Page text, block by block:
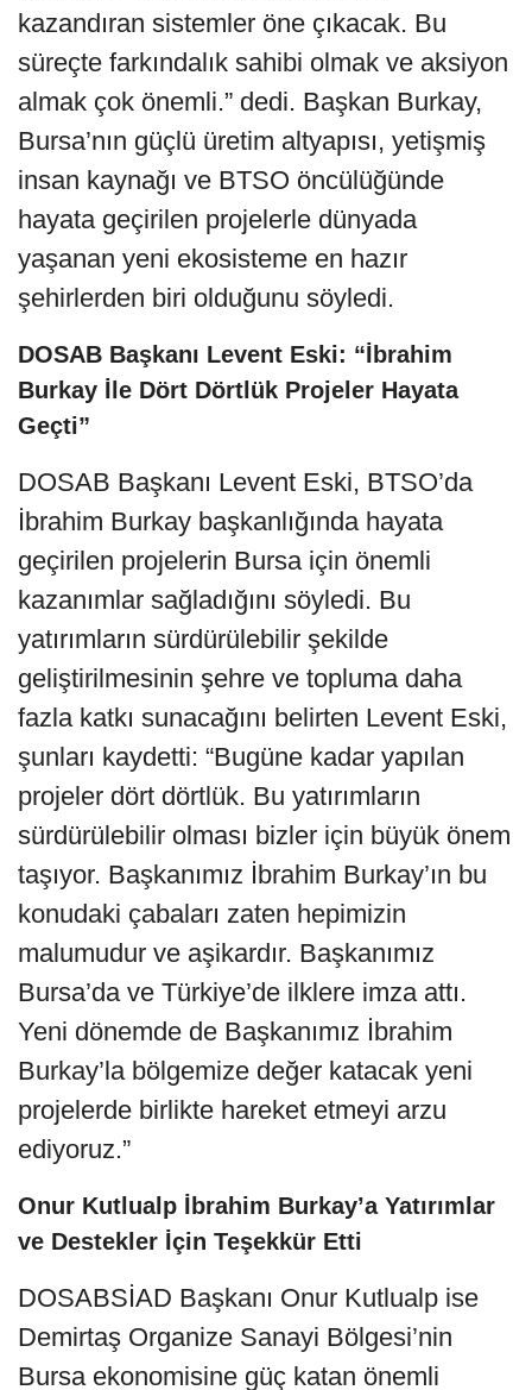
kazandıran sistemler öne çıkacak. Bu
süreçte farkındalık sahibi olmak ve aksiyon
almak çok önemli.” dedi. Başkan Burkay,
Bursa’nın güçlü üretim altyapısı, yetişmiş
insan kaynağı ve BTSO öncülüğünde
hayata geçirilen projelerle dünyada
yaşanan yeni ekosisteme en hazır
şehirlerden biri olduğunu söyledi.
DOSAB Başkanı Levent Eski: “İbrahim
Burkay İle Dört Dörtlük Projeler Hayata
Geçti”
DOSAB Başkanı Levent Eski, BTSO’da
İbrahim Burkay başkanlığında hayata
geçirilen projelerin Bursa için önemli
kazanımlar sağladığını söyledi. Bu
yatırımların sürdürülebilir şekilde
geliştirilmesinin şehre ve topluma daha
fazla katkı sunacağını belirten Levent Eski,
şunları kaydetti: “Bugüne kadar yapılan
projeler dört dörtlük. Bu yatırımların
sürdürülebilir olması bizler için büyük önem
taşıyor. Başkanımız İbrahim Burkay’ın bu
konudaki çabaları zaten hepimizin
malumudur ve aşikardır. Başkanımız
Bursa’da ve Türkiye’de ilklere imza attı.
Yeni dönemde de Başkanımız İbrahim
Burkay’la bölgemize değer katacak yeni
projelerde birlikte hareket etmeyi arzu
ediyoruz.”
Onur Kutlualp İbrahim Burkay’a Yatırımlar
ve Destekler İçin Teşekkür Etti
DOSABSİAD Başkanı Onur Kutlualp ise
Demirtaş Organize Sanayi Bölgesi’nin
Bursa ekonomisine güç katan önemli